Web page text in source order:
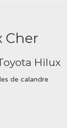
Cher
Hilux
de calandre